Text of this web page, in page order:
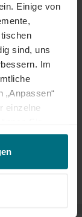
Einige von
sind, uns
Im
„Anpassen“
einzelne